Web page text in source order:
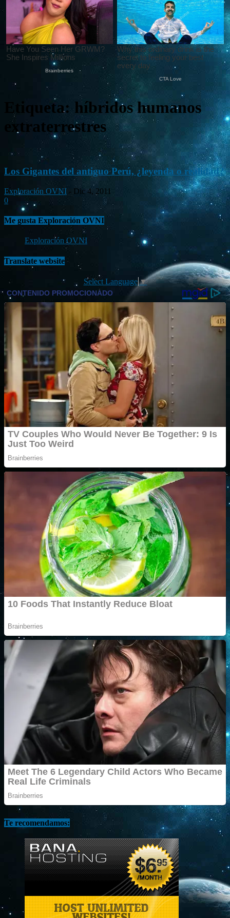
Etiqueta: híbridos humanos
extraterrestres
Los Gigantes del antiguo Perú, ¿leyenda o realidad?
Exploración OVNI - Dic 4, 2011
0
Me gusta Exploración OVNI
Exploración OVNI
Translate website
Select Language▼
Te recomendamos: